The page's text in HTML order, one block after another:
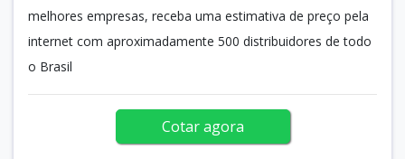
melhores empresas, receba uma estimativa de preço pela
internet com aproximadamente 500 distribuidores de todo
o Brasil
Cotar agora